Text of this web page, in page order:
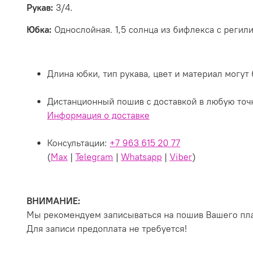
Рукав: 3/4.
Юбка: Однослойная. 1,5 солнца из бифлекса с
Длина юбки, тип рукава, цвет и материал
Дистанционный пошив с доставкой в любую
Информация о доставке
Консультации: +7 963 615 20 77
(Max | Telegram | Whatsapp | Viber)
ВНИМАНИЕ:
Мы рекомендуем записываться на пошив Вашего
Для записи предоплата не требуется!